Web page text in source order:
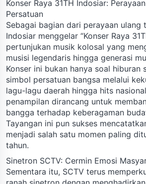
Konser Raya 31TH Indosiar:
Persatuan
Sebagai bagian dari perayaan ulang
Indosiar menggelar “Konser Raya
pertunjukan musik kolosal yang
musisi legendaris hingga generasi
Konser ini bukan hanya soal hiburan
simbol persatuan bangsa melalui
lagu-lagu daerah hingga hits
penampilan dirancang untuk
bangga terhadap keberagaman
Tayangan ini pun sukses
menjadi salah satu momen paling
tahun.
Sinetron SCTV: Cermin Emosi
Sementara itu, SCTV terus